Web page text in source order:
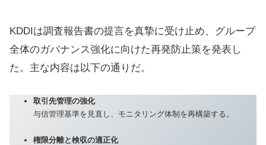
KDDIは調査報告書の提言を真摯に受け止め、グループ
全体のガバナンス強化に向けた再発防止策を発表し
た。主な内容は以下の通りだ。
取引先管理の強化
与信管理基準を見直し、モニタリング体制を再構築する。
権限分離と検収の適正化